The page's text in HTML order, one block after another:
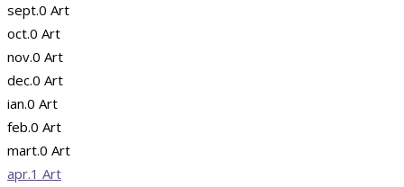
sept.0 Art
oct.0 Art
nov.0 Art
dec.0 Art
ian.0 Art
feb.0 Art
mart.0 Art
apr.1 Art